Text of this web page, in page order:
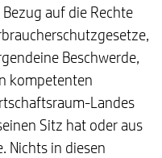
auf die Rechte
Beschwerde,
kompetenten
Landes
Sitz hat oder aus
Nichts in diesen